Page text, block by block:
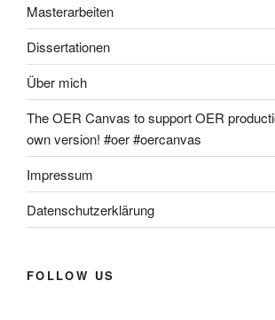
Masterarbeiten
Dissertationen
Über mich
The OER Canvas to support OER
own version! #oer #oercanvas
Impressum
Datenschutzerklärung
FOLLOW US